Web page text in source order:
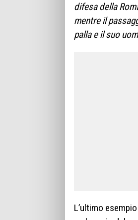
difesa della
mentre il
palla e il suo
L’ultimo